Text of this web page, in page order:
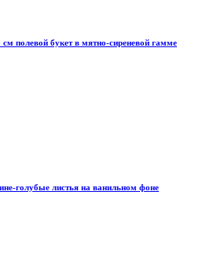
полевой букет в мятно-сиреневой гамме
голубые листья на ванильном фоне